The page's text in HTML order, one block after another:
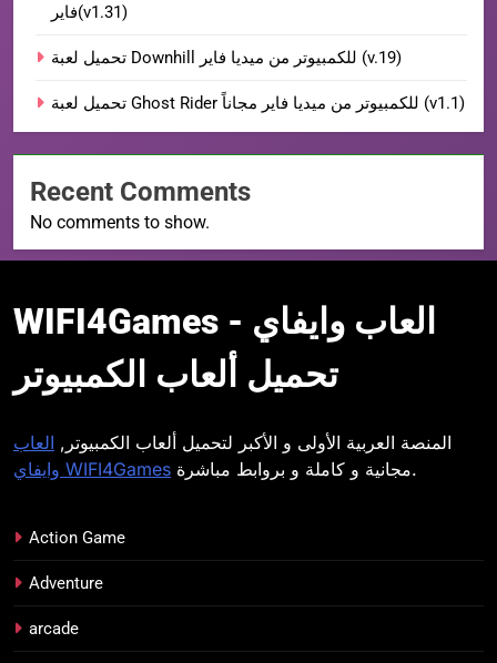
فاير(v1.31)
تحميل لعبة Downhill للكمبيوتر من ميديا فاير (v.19)
تحميل لعبة Ghost Rider للكمبيوتر من ميديا فاير مجاناً (v1.1)
Recent Comments
No comments to show.
WIFI4Games العاب
وايفايWIFI4Games العاب وايفاي -
تحميل ألعاب الكمبيوتر
المنصة العربية الأولى و الأكبر لتحميل ألعاب الكمبيوتر, العاب
وايفاي WIFI4Games
مجانية و كاملة و بروابط مباشرة.
Action Game
Adventure
arcade